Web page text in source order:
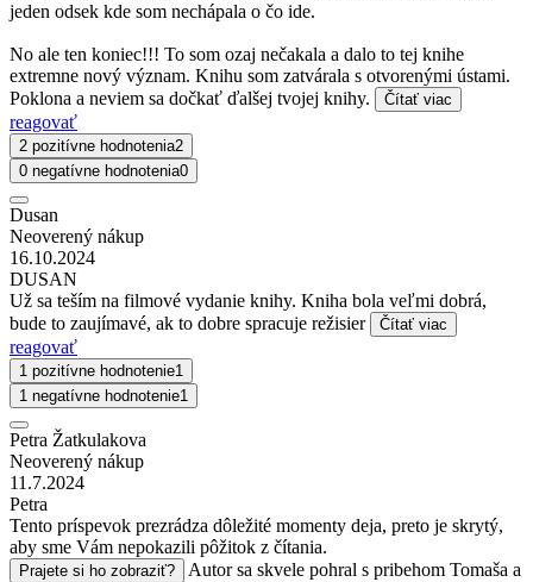
jeden odsek kde som nechápala o čo ide.
No ale ten koniec!!! To som ozaj nečakala a dalo to tej knihe
extremne nový význam. Knihu som zatvárala s otvorenými ústami.
Poklona a neviem sa dočkať ďalšej tvojej knihy.
Čítať viac
reagovať
2 pozitívne hodnotenia2
0 negatívne hodnotenia0
Dusan
Neoverený nákup
16.10.2024
DUSAN
Už sa teším na filmové vydanie knihy. Kniha bola veľmi dobrá,
bude to zaujímavé, ak to dobre spracuje režisier
Čítať viac
reagovať
1 pozitívne hodnotenie1
1 negatívne hodnotenie1
Petra Žatkulakova
Neoverený nákup
11.7.2024
Petra
Tento príspevok prezrádza dôležité momenty deja, preto je skrytý,
aby sme Vám nepokazili pôžitok z čítania.
Prajete si ho zobraziť?
Autor sa skvele pohral s pribehom Tomaša a